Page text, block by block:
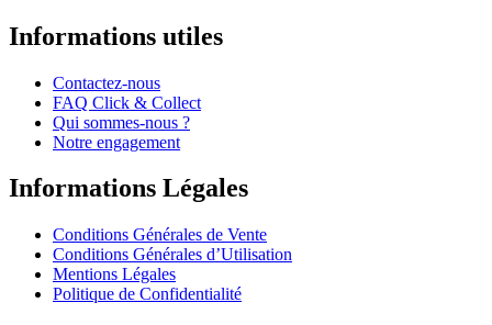
Informations utiles
Contactez-nous
FAQ Click & Collect
Qui sommes-nous ?
Notre engagement
Informations Légales
Conditions Générales de Vente
Conditions Générales d’Utilisation
Mentions Légales
Politique de Confidentialité